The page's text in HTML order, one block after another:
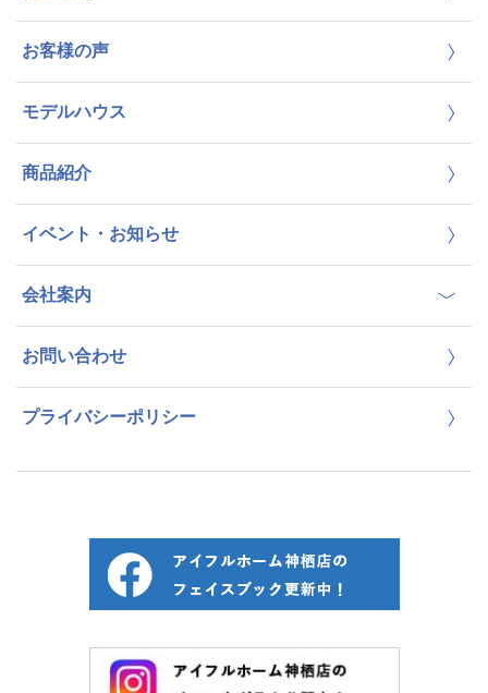
お客様の声
モデルハウス
商品紹介
イベント・お知らせ
会社案内
お問い合わせ
プライバシーポリシー